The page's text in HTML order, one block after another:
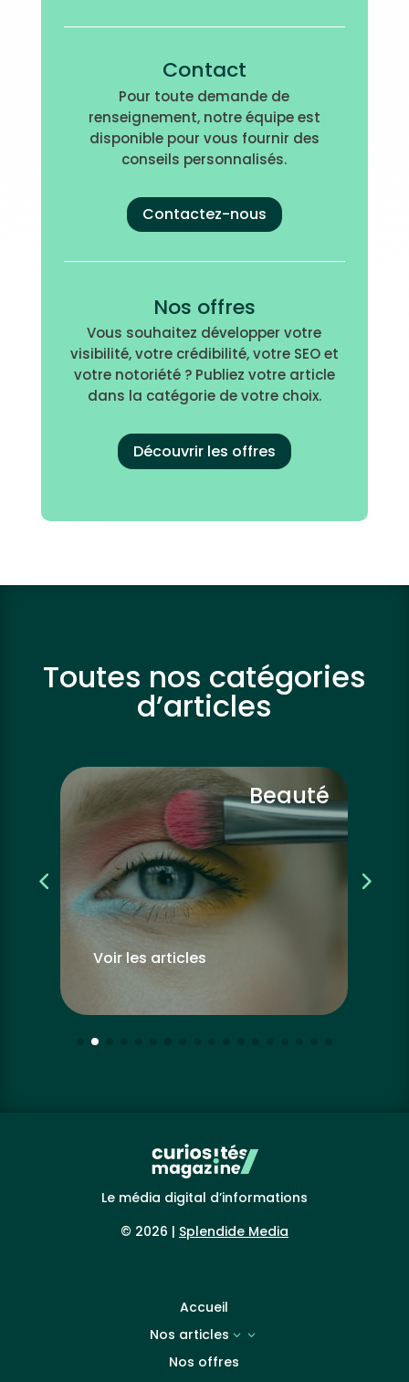
Contact
Pour toute demande de
renseignement, notre équipe est
disponible pour vous fournir des
conseils personnalisés.
Contactez-nous
Nos offres
Vous souhaitez développer votre
visibilité, votre crédibilité, votre SEO et
votre notoriété ? Publiez votre article
dans la catégorie de votre choix.
Découvrir les offres
Toutes nos catégories
d’articles
Beauté
Voir les articles
Le média digital d’informations
© 2026 | Splendide Media
Accueil
Nos articles
3
Nos offres